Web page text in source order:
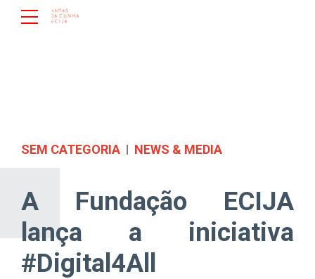
SEM CATEGORIA NEWS & MEDIA
A Fundação ECIJA
lança a iniciativa
#Digital4All